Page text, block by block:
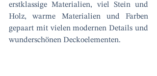
erstklassige Materialien, viel Stein und
Holz, warme Materialien und Farben
gepaart mit vielen modernen Details und
wunderschönen Deckoelementen.